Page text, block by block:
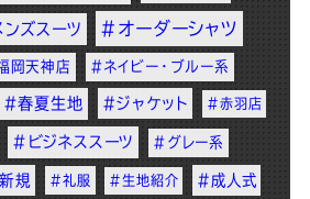
ズスーツ #オーダーシャツ
岡天神店 #ネイビー・ブルー系
#春夏生地 #ジャケット #赤羽店
#ビジネススーツ #グレー系
規 #礼服 #生地紹介 #成人式